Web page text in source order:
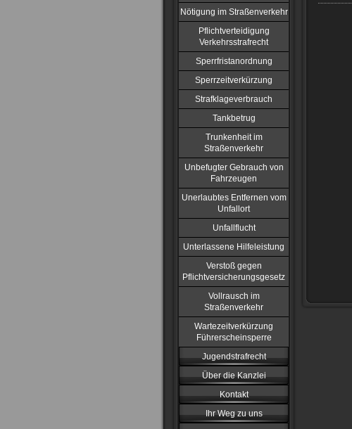
Nötigung im Straßenverkehr
Pflichtverteidigung
Verkehrsstrafrecht
Sperrfristanordnung
Sperrzeitverkürzung
Strafklageverbrauch
Tankbetrug
Trunkenheit im
Straßenverkehr
Unbefugter Gebrauch von
Fahrzeugen
Unerlaubtes Entfernen vom
Unfallort
Unfallflucht
Unterlassene Hilfeleistung
Verstoß gegen
Pflichtversicherungsgesetz
Vollrausch im
Straßenverkehr
Wartezeitverkürzung
Führerscheinsperre
Jugendstrafrecht
Über die Kanzlei
Kontakt
Ihr Weg zu uns